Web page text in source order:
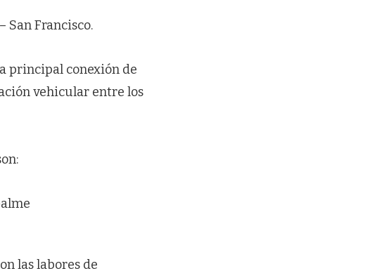
San Francisco.
principal conexión de
vehicular entre los
las labores de